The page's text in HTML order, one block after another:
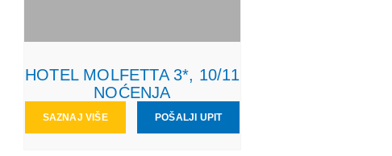
HOTEL MOLFETTA 3*, 10/11
NOĆENJA
SAZNAJ VIŠE POŠALJI UPIT